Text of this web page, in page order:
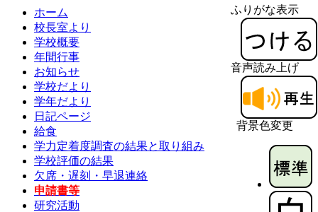
ふりがな表示
音声読み上げ
背景色変更
ホーム
校長室より
学校概要
年間行事
お知らせ
学校だより
学年だより
日記ページ
給食
学力定着度調査の結果と取り組み
学校評価の結果
欠席・遅刻・早退連絡
申請書等
研究活動